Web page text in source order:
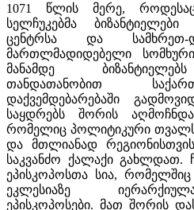
1071 წლის მერე,
სელჩუკებმა
ცენტრსა და სამხრეთ-
მართლმადიდებელი
მანამდე
თანდათანობით
დაქვემდებარებაში
საყდრებს შორის
რომელიც პოლიტიკური
და მთლიანად
საკვანძო ქალაქი გახლდათ.
ეპისკოპოსთა სია,
ეკლესიაზე
ეპისკოპოსები. მათ შორის